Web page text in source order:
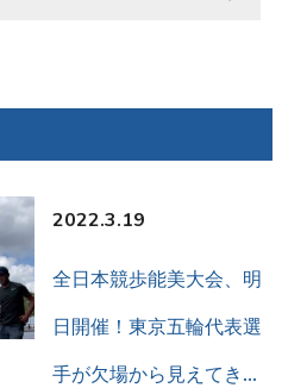
2022.3.19
全日本競歩能美大会、明
日開催！東京五輪代表選
手が欠場から見えてき…